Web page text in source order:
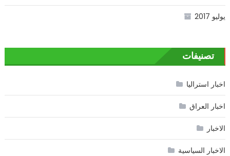
يوليو 2017
تصنيفات
اخبار استراليا
اخبار العراق
الاخبار
الاخبار السياسية